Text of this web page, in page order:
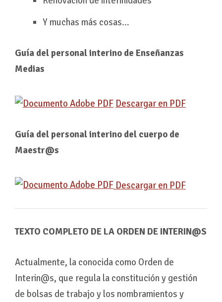
Y muchas más cosas…
Guía del personal interino de Enseñanzas
Medias
Descargar en PDF
Guía del personal interino del cuerpo de
Maestr@s
Descargar en PDF
TEXTO COMPLETO DE LA ORDEN DE INTERIN@S
Actualmente, la conocida como Orden de
Interin@s, que regula la constitución y gestión
de bolsas de trabajo y los nombramientos y